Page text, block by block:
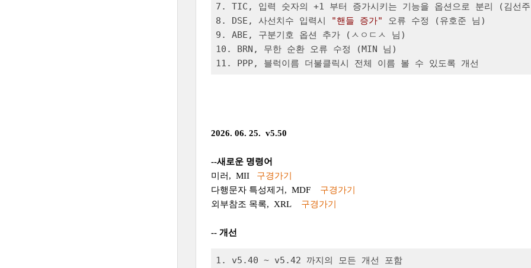
7. TIC, 입력 숫자의 +1 부터 증가시키는 기능을 옵션으로 분리 (김선
8. DSE, 사선치수 입력시
"핸들 증가" 오류 수정 (유호준 님)
9. ABE, 구분기호 옵션 추가 (ㅅㅇㄷㅅ 님)
10. BRN, 무한 순환 오류 수정 (MIN 님)
11. PPP, 블럭이름 더불클릭시 전체 이름 볼 수 있도록 개선
2026. 06. 25. v5.50
--새로운 명령어
미러, MII 구경가기
다행문자 특성제거, MDF 구경가기
외부참조 목록, XRL 구경가기
-- 개선
1. v5.40 ~ v5.42 까지의 모든 개선 포함